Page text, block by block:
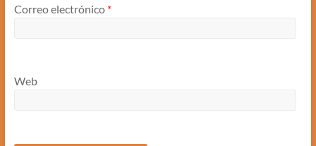
Correo electrónico *
Web